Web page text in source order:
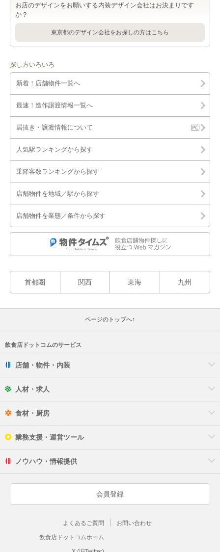
お店のデザインをお願いする内装デザイン会社はお決まりです
か？
東京都のデザイン会社をお探しの方はこちら
探し方いろいろ
新着！店舗物件一覧へ
最速！造作譲渡情報一覧へ
居抜き・譲渡情報について
人気駅ランキングから探す
乗降客数ランキングから探す
店舗物件を地域／駅から探す
店舗物件を業態／条件から探す
首都圏 関西 東海 九州
ページのトップへ↑
飲食店ドットコムのサービス
店舗・物件・内装
人材・求人
食材・厨房
業務支援・運営ツール
ノウハウ・情報提供
会員登録
よくあるご質問 お問い合わせ
飲食店ドットコムホーム